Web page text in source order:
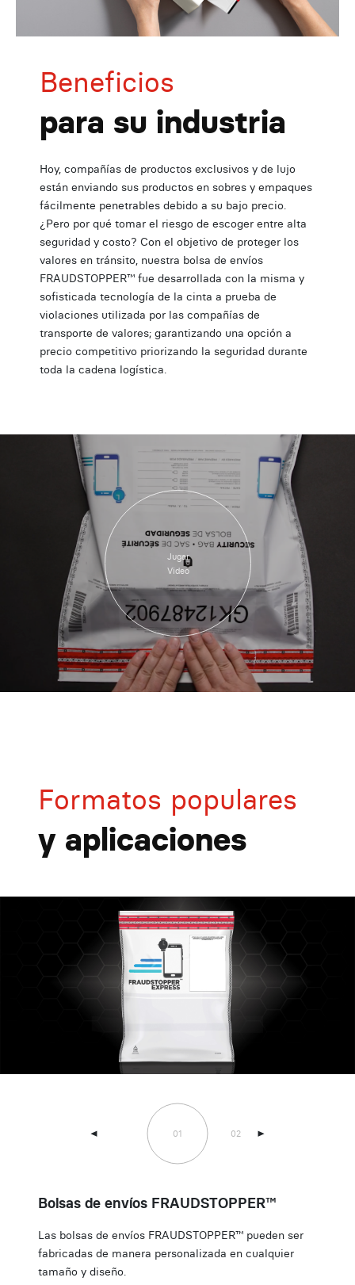
Beneficios
para su industria
Hoy, compañías de productos exclusivos y de lujo
están enviando sus productos en sobres y empaques
fácilmente penetrables debido a su bajo precio.
¿Pero por qué tomar el riesgo de escoger entre alta
seguridad y costo? Con el objetivo de proteger los
valores en tránsito, nuestra bolsa de envíos
FRAUDSTOPPER™ fue desarrollada con la misma y
sofisticada tecnología de la cinta a prueba de
violaciones utilizada por las compañías de
transporte de valores; garantizando una opción a
precio competitivo priorizando la seguridad durante
toda la cadena logística.
Jugar
Video
Formatos populares
y aplicaciones
Bolsas de envíos FRAUDSTOPPER™
Las bolsas de envíos FRAUDSTOPPER™ pueden ser
fabricadas de manera personalizada en cualquier
tamaño y diseño.
b 01 02 b